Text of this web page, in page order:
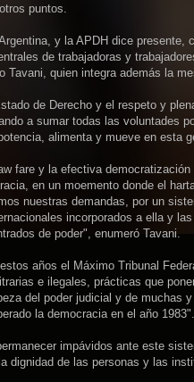
puntos.
y la APDH dice presente,
de trabajadoras y
quien integra además la
de Derecho y el respeto y
a sumar todas las voluntades
alimenta y mueve en esta
fare y la efectiva
en un moemento donde el
nuestras demandas, por un
incorporados a ella y
de poder", enumeró Tavani.
años el Máximo Tribunal
e ilegales, prácticas que
del poder judicial y de muchas
la democracia en el año 1983".
impávidos ante este
de las personas y las